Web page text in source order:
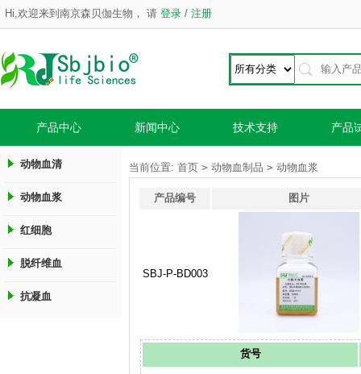
Hi,欢迎来到南京森贝伽生物， 请 登录 / 注册
产品中心 新闻中心 技术支持 产品
动物血清
动物血浆
红细胞
脱纤维血
抗凝血
当前位置: 首页 > 动物血制品 > 动物血浆
产品编号 图片
SBJ-P-BD003
货号